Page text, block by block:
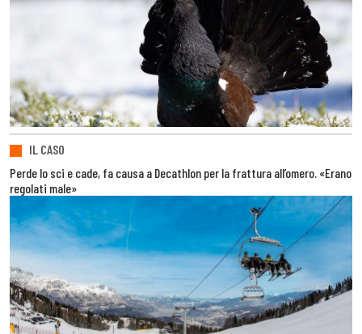
IL CASO
Perde lo sci e cade, fa causa a Decathlon per la frattura all’omero. «Erano
regolati male»